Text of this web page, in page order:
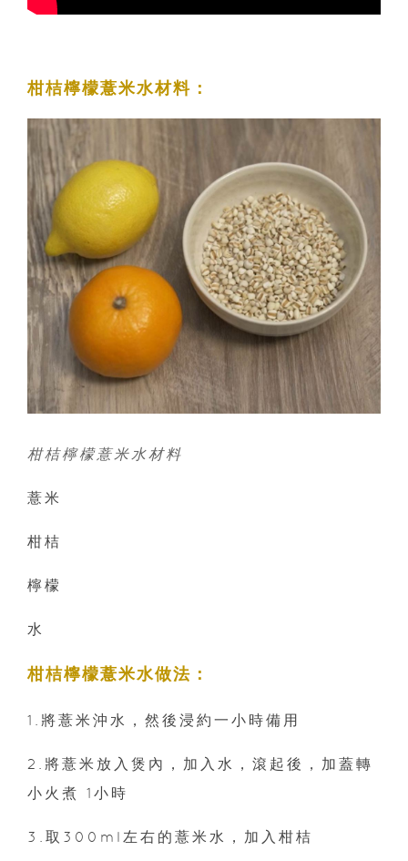
柑桔檸檬薏米水材料：
柑桔檸檬薏米水材料
薏米
柑桔
檸檬
水
柑桔檸檬薏米水做法：
1.將薏米沖水，然後浸約一小時備用
2.將薏米放入煲內，加入水，滾起後，加蓋轉
小火煮 1小時
3.取300ml左右的薏米水，加入柑桔